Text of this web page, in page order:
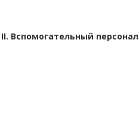
II. Вспомогательный персонал